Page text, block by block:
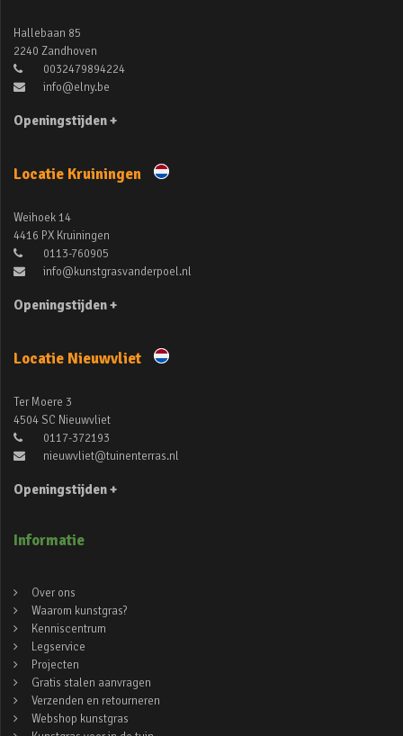
Hallebaan 85
2240 Zandhoven
0032479894224
info@elny.be
Openingstijden +
Locatie Kruiningen
Weihoek 14
4416 PX Kruiningen
0113-760905
info@kunstgrasvanderpoel.nl
Openingstijden +
Locatie Nieuwvliet
Ter Moere 3
4504 SC Nieuwvliet
0117-372193
nieuwvliet@tuinenterras.nl
Openingstijden +
Informatie
Over ons
Waarom kunstgras?
Kenniscentrum
Legservice
Projecten
Gratis stalen aanvragen
Verzenden en retourneren
Webshop kunstgras